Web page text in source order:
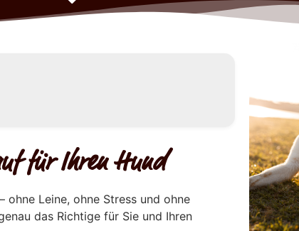
für Ihren Hund
ohne Leine, ohne Stress und ohne
das Richtige für Sie und Ihren